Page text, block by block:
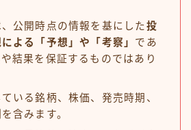
公開時点の情報を基にした投
よる「予想」や「考察」 であ
結果を保証するものではあり
いる銘柄、株価、発売時期、
含みます。